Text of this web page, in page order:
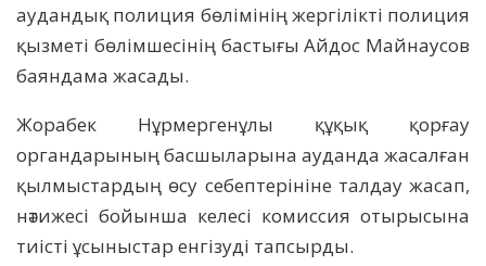
аудандық полиция бөлімінің жергілікті полиция
қызметі бөлімшесінің бастығы Айдос Майнаусов
баяндама жасады.
Жорабек Нұрмергенұлы құқық қорғау
органдарының басшыларына ауданда жасалған
қылмыстардың өсу себептерініне талдау жасап,
нәтижесі бойынша келесі комиссия отырысына
тиісті ұсыныстар енгізуді тапсырды.